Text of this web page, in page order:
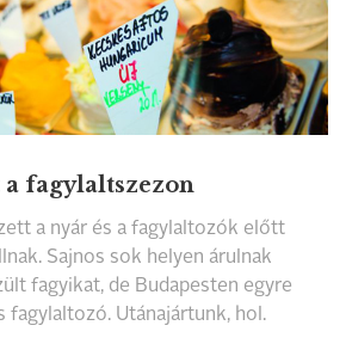
fagylaltszezon
a nyár és a fagylaltozók előtt
Sajnos sok helyen árulnak
fagyikat, de Budapesten egyre
fagylaltozó. Utánajártunk, hol.